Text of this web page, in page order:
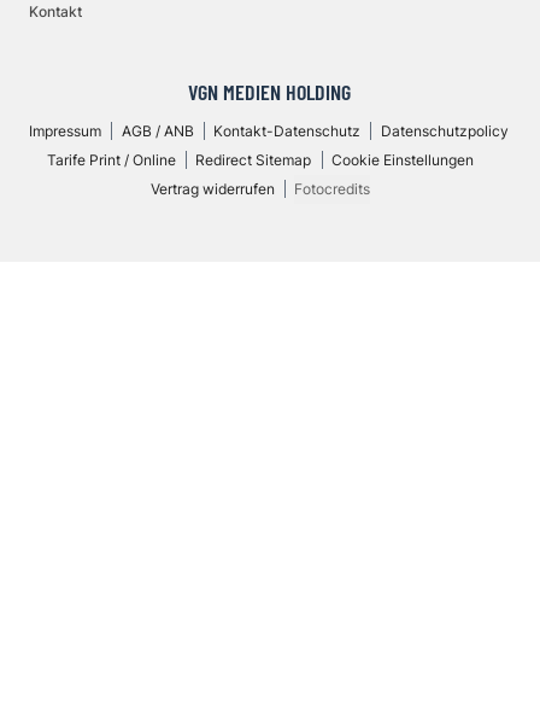
Kontakt
VGN MEDIEN HOLDING
Impressum AGB / ANB Kontakt-Datenschutz
Datenschutzpolicy
Tarife Print / Online
Redirect Sitemap
Cookie Einstellungen
Vertrag widerrufen
Fotocredits